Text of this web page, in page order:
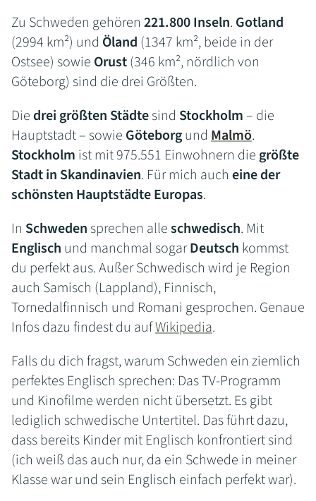
Zu Schweden gehören 221.800 Inseln. Gotland
(2994 km²) und Öland (1347 km², beide in der
Ostsee) sowie Orust(346 km², nördlich von
Göteborg) sind die drei Größten.
Diedrei größten Städtesind Stockholm – die
Hauptstadt – sowie Göteborgund Malmö.
Stockholm ist mit 975.551 Einwohnern diegrößte
Stadt in Skandinavien. Für mich auch eine der
schönsten Hauptstädte Europas.
In Schwedensprechen alleschwedisch. Mit
Englisch und manchmal sogarDeutsch kommst
du perfekt aus. Außer Schwedisch wird je Region
auch Samisch (Lappland), Finnisch,
Tornedalfinnisch und Romani gesprochen. Genaue
Infos dazu findest du aufWikipedia.
Falls du dich fragst, warum Schweden ein ziemlich
perfektes Englisch sprechen: Das TV-Programm
und Kinofilme werden nicht übersetzt. Es gibt
lediglich schwedische Untertitel. Das führt dazu,
dass bereits Kinder mit Englisch konfrontiert sind
(ich weiß das auch nur, da ein Schwede in meiner
Klasse war und sein Englisch einfach perfekt war).